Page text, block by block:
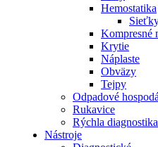
Hemostatika
Kompresné
Krytie
Náplaste
Obväzy
Tejpy
Odpadové
Rukavice
Rýchla diagnostika
Nástroje